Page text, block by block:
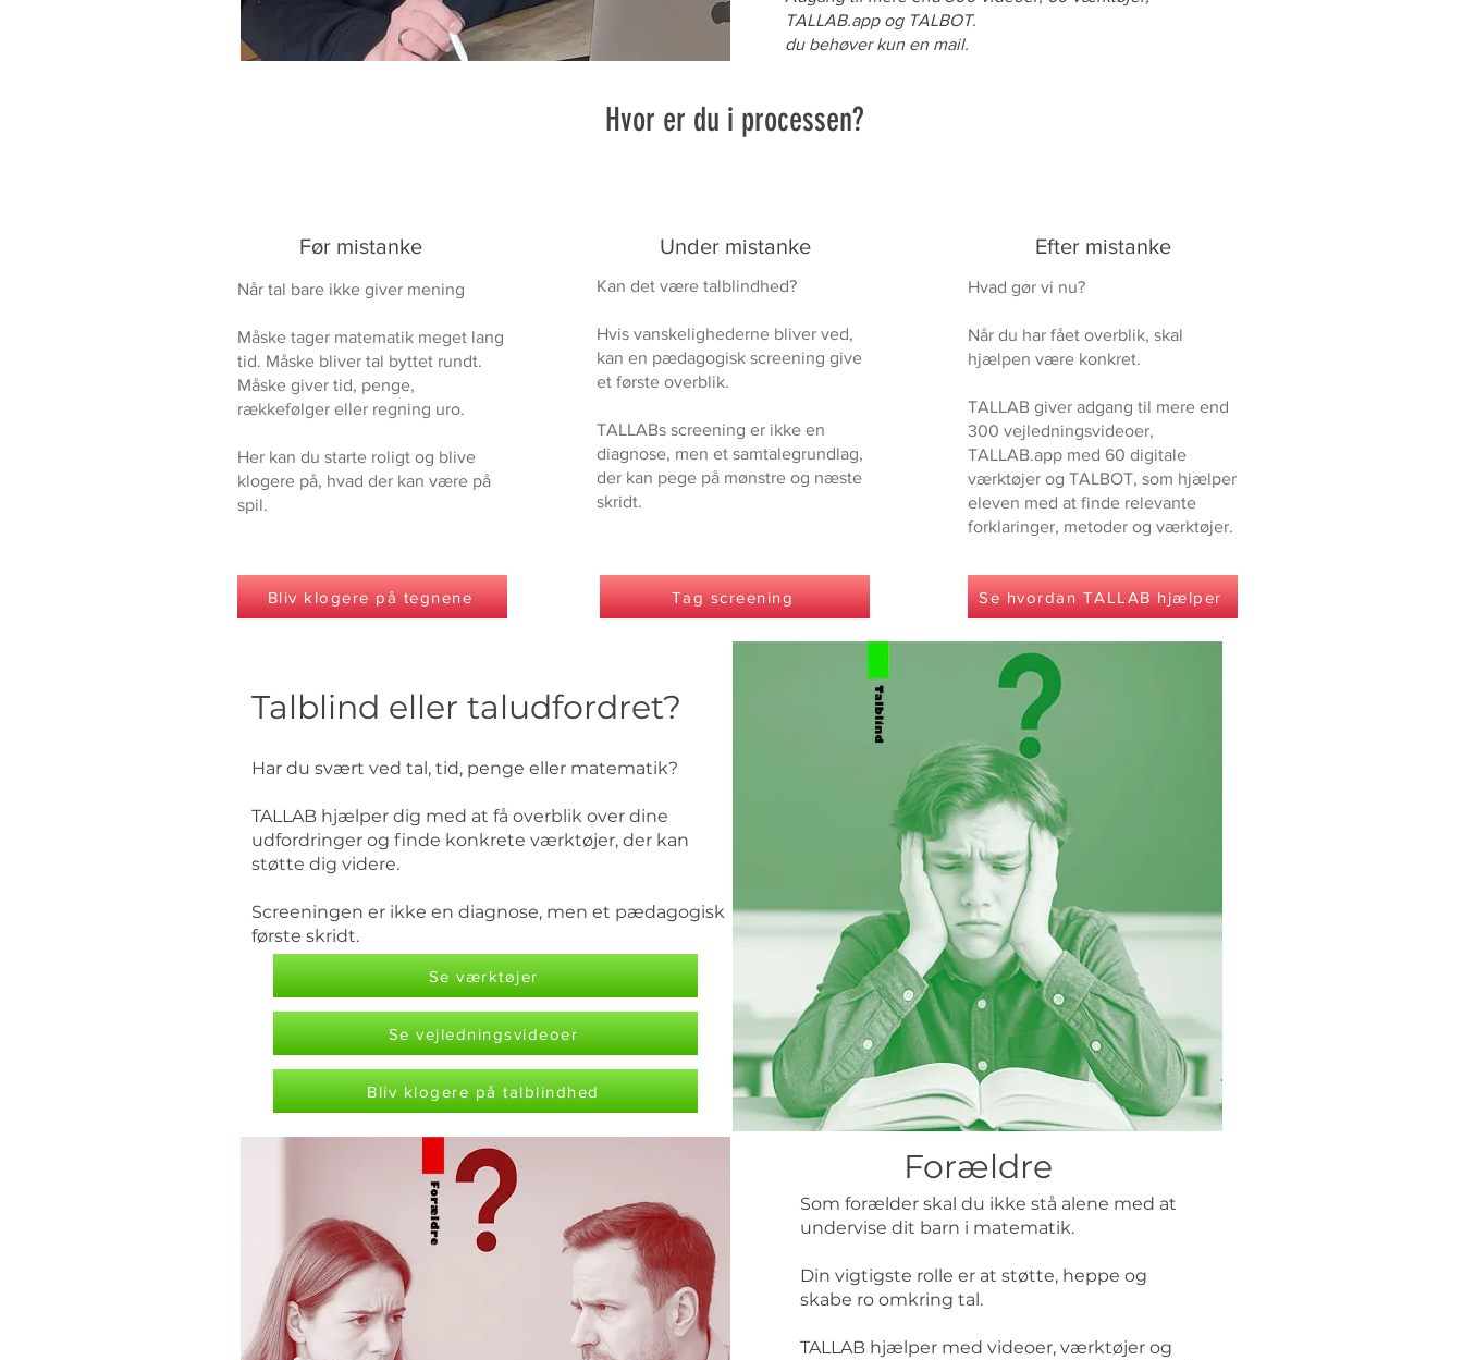
TALLAB.app og TALBOT.
du behøver kun en mail.
Hvor er du i processen?
Før mistanke
Når tal bare ikke giver mening
Måske tager matematik meget lang
tid. Måske bliver tal byttet rundt.
Måske giver tid, penge,
rækkefølger eller regning uro.
Her kan du starte roligt og blive
klogere på, hvad der kan være på
spil.
Bliv klogere på tegnene
Under mistanke
Kan det være talblindhed?
Hvis vanskelighederne bliver ved,
kan en pædagogisk screening give
et første overblik.
TALLABs screening er ikke en
diagnose, men et samtalegrundlag,
der kan pege på mønstre og næste
skridt.
Tag screening
Efter mistanke
Hvad gør vi nu?
Når du har fået overblik, skal
hjælpen være konkret.
TALLAB giver adgang til mere end
300 vejledningsvideoer,
TALLAB.app med 60 digitale
værktøjer og TALBOT, som hjælper
eleven med at finde relevante
forklaringer, metoder og værktøjer.
Se hvordan TALLAB hjælper
Talblind eller taludfordret?
Har du svært ved tal, tid, penge eller matematik?
TALLAB hjælper dig med at få overblik over dine
udfordringer og finde konkrete værktøjer, der kan
støtte dig videre.
Screeningen er ikke en diagnose, men et pædagogisk
første skridt.
Se værktøjer
Se vejledningsvideoer
Bliv klogere på talblindhed
Forældre
Som forælder skal du ikke stå alene med at
undervise dit barn i matematik.
Din vigtigste rolle er at støtte, heppe og
skabe ro omkring tal.
TALLAB hjælper med videoer, værktøjer og